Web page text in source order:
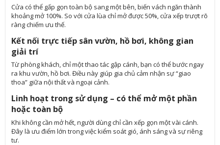
Cửa có thể gấp gọn toàn bộ sang một bên, biến vách ngăn thành
khoảng mở 100%. So với cửa lùa chỉ mở được 50%, cửa xếp trượt rõ
ràng chiếm ưu thế.
Kết nối trực tiếp sân vườn, hồ bơi, không gian
giải trí
Từ phòng khách, chỉ một thao tác gập cánh, bạn có thể bước ngay
ra khu vườn, hồ bơi. Điều này giúp gia chủ cảm nhận sự “giao
thoa” giữa nội thất và ngoại cảnh.
Linh hoạt trong sử dụng – có thể mở một phần
hoặc toàn bộ
Khi không cần mở hết, người dùng chỉ cần xếp gọn một vài cánh.
Đây là ưu điểm lớn trong việc kiểm soát gió, ánh sáng và sự riêng
tư.